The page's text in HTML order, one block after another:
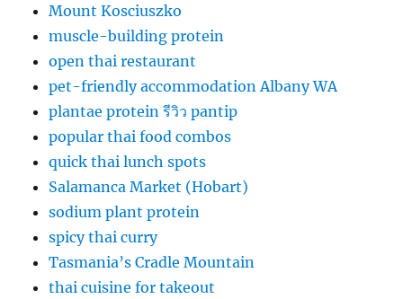
Mount Kosciuszko
muscle-building protein
open thai restaurant
pet-friendly accommodation Albany WA
plantae protein รีวิว pantip
popular thai food combos
quick thai lunch spots
Salamanca Market (Hobart)
sodium plant protein
spicy thai curry
Tasmania’s Cradle Mountain
thai cuisine for takeout